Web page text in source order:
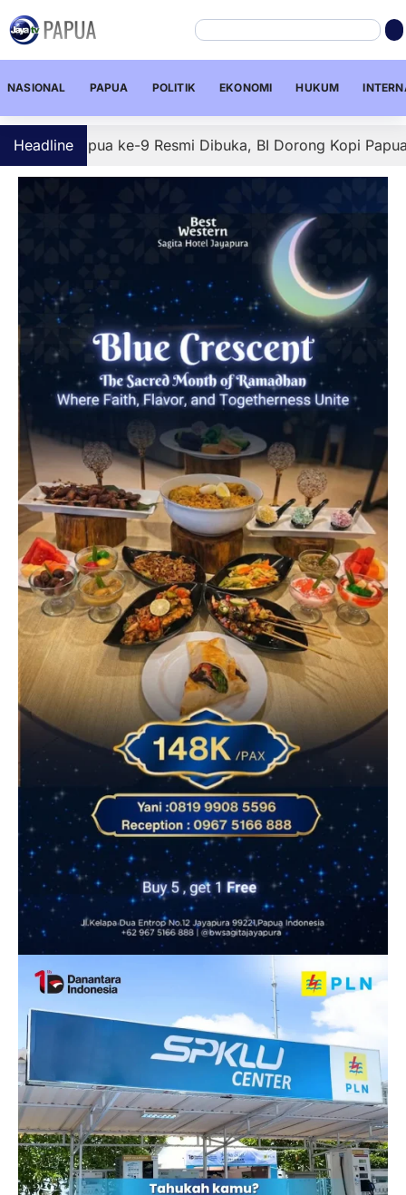
NASIONAL PAPUA POLITIK EKONOMI HUKUM
Headlineke-9 Resmi Dibuka, BI Dorong Kopi Papua Tembus